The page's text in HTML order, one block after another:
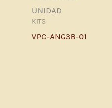
UNIDAD
KITS
VPC-ANG3B-01